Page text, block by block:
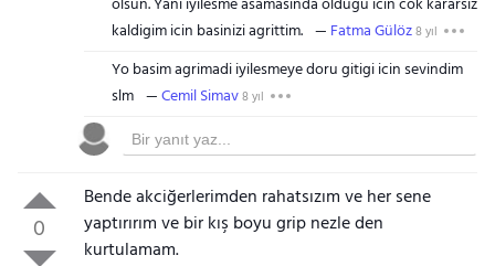
kaldigim icin basinizi agrittim.
Fatma Gülöz8 yıl
Yo basim agrimadi iyilesmeye doru gitigi icin sevindim
slm
Cemil Simav8 yıl
0
Bende akciğerlerimden rahatsızım ve her sene
yaptırırım ve bir kış boyu grip nezle den
kurtulamam.